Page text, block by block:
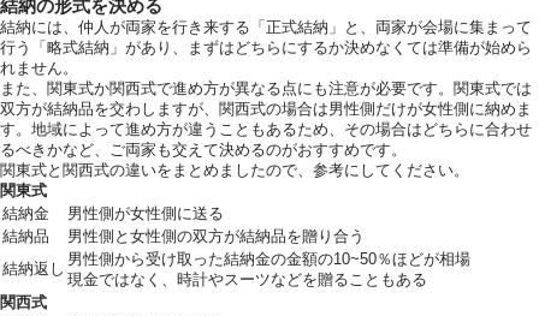
結納の形式を決める
結納には、仲人が両家を行き来する「正式結納」と、両家が会場に集まって
行う「略式結納」があり、まずはどちらにするか決めなくては準備が始めら
れません。
また、関東式か関西式で進め方が異なる点にも注意が必要です。関東式では
双方が結納品を交わしますが、関西式の場合は男性側だけが女性側に納めま
す。地域によって進め方が違うこともあるため、その場合はどちらに合わせ
るべきかなど、ご両家も交えて決めるのがおすすめです。
関東式と関西式の違いをまとめましたので、参考にしてください。
関東式
結納金
男性側が女性側に送る
結納品
男性側と女性側の双方が結納品を贈り合う
結納返し
男性側から受け取った結納金の金額の10~50％ほどが相場
現金ではなく、時計やスーツなどを贈ることもある
関西式